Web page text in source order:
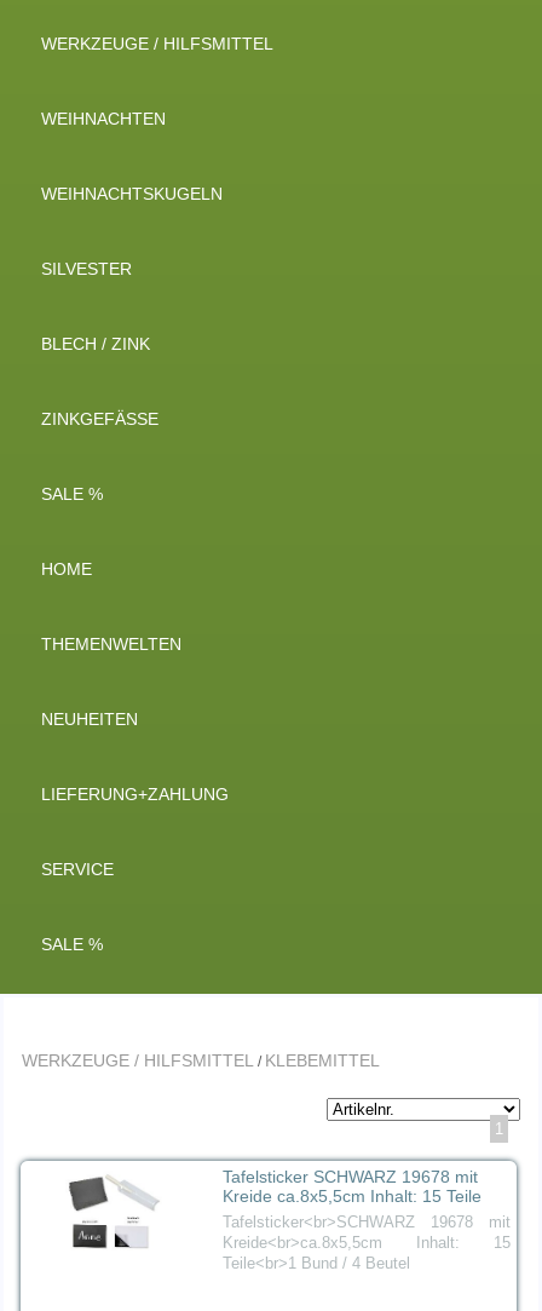
WERKZEUGE / HILFSMITTEL
WEIHNACHTEN
WEIHNACHTSKUGELN
SILVESTER
BLECH / ZINK
ZINKGEFÄSSE
SALE %
HOME
THEMENWELTEN
NEUHEITEN
LIEFERUNG+ZAHLUNG
SERVICE
SALE %
WERKZEUGE / HILFSMITTEL / KLEBEMITTEL
1
Tafelsticker SCHWARZ 19678 mit
Kreide ca.8x5,5cm Inhalt: 15 Teile
Tafelsticker<br>SCHWARZ 19678 mit
Kreide<br>ca.8x5,5cm Inhalt: 15
Teile<br>1 Bund / 4 Beutel